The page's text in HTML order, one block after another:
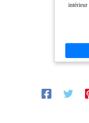
intérieur
avec une
9W
pièce.
pivotant
d'escalier.